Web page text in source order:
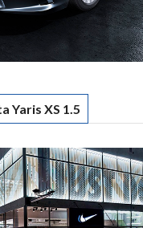
Yaris XS 1.5